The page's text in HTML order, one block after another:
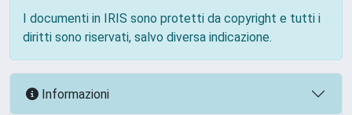
I documenti in IRIS sono protetti da copyright e tutti i
diritti sono riservati, salvo diversa indicazione.
Informazioni